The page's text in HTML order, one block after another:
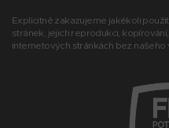
Explicitně zakazujeme jakékoli
stránek, jejich reprodukci,
internetových stránkách bez našeho